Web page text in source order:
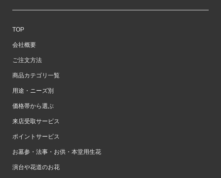
TOP
会社概要
ご注文方法
商品カテゴリ一覧
用途・ニーズ別
価格帯から選ぶ
来店受取サービス
ポイントサービス
お墓参・法事・お供・本堂用生花
演台や花道のお花